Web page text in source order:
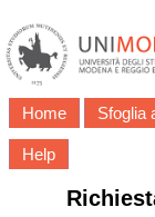
Home Sfoglia
Help